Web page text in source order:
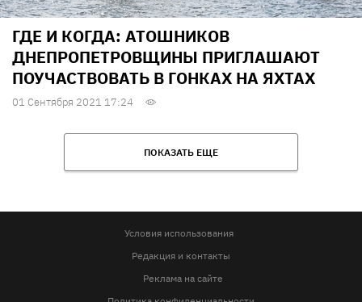
ГДЕ И КОГДА: АТОШНИКОВ
ДНЕПРОПЕТРОВЩИНЫ ПРИГЛАШАЮТ
ПОУЧАСТВОВАТЬ В ГОНКАХ НА ЯХТАХ
01 Сентября 2021 17:24
ПОКАЗАТЬ ЕЩЕ
Условия использования
Редакция и контакты
Реклама на сайте